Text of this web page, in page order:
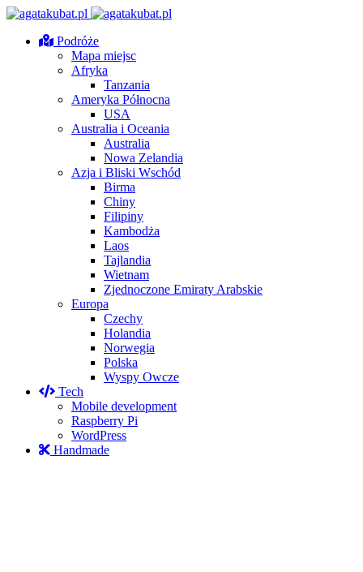
Podróże
Mapa miejsc
Afryka
Tanzania
Ameryka Północna
USA
Australia i Oceania
Australia
Nowa Zelandia
Azja i Bliski Wschód
Birma
Chiny
Filipiny
Kambodża
Laos
Tajlandia
Wietnam
Zjednoczone Emiraty Arabskie
Europa
Czechy
Holandia
Norwegia
Polska
Wyspy Owcze
Tech
Mobile development
Raspberry Pi
WordPress
Handmade